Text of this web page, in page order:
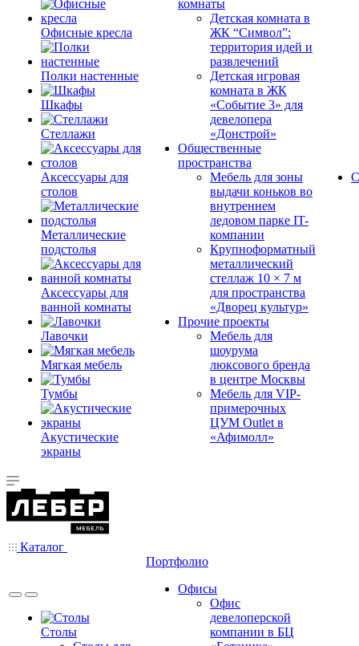
Офисные кресла
Полки настенные
Шкафы
Стеллажи
Аксессуары для
столов
Металлические
подстолья
Аксессуары для
ванной комнаты
Лавочки
Мягкая мебель
Тумбы
Акустические
экраны
комнаты
Детская комната в
ЖК “Символ”:
территория идей и
развлечений
Детская игровая
комната в ЖК
«Событие 3» для
девелопера
«Донстрой»
Общественные
пространства
Мебель для зоны
выдачи коньков во
внутреннем
ледовом парке IT-
компании
Крупноформатный
металлический
стеллаж 10 × 7 м
для пространства
«Дворец культур»
Прочие проекты
Мебель для
шоурума
люксового бренда
в центре Москвы
Мебель для VIP-
примерочных
ЦУМ Outlet в
«Афимолл»
Каталог
Столы
Портфолио
Офисы
Офис
девелоперской
компании в БЦ